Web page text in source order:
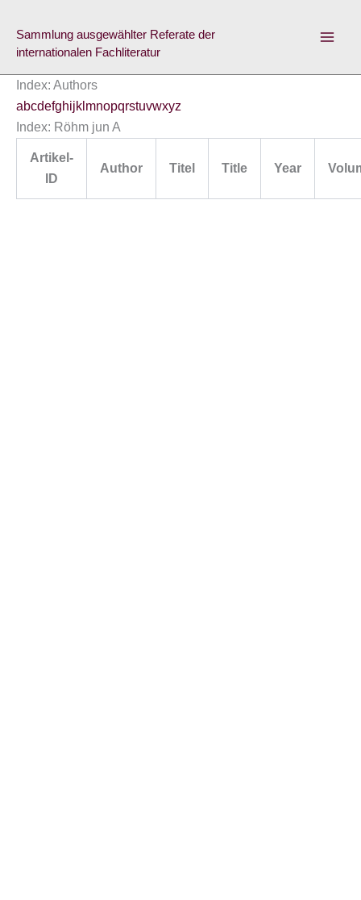
content
Sammlung ausgewählter Referate der
internationalen Fachliteratur
Index: Authors
abcdefghijk mnopqrstuvwxyz
Index: Röhm jun A
Artikel-
ID
Author Titel Title Year